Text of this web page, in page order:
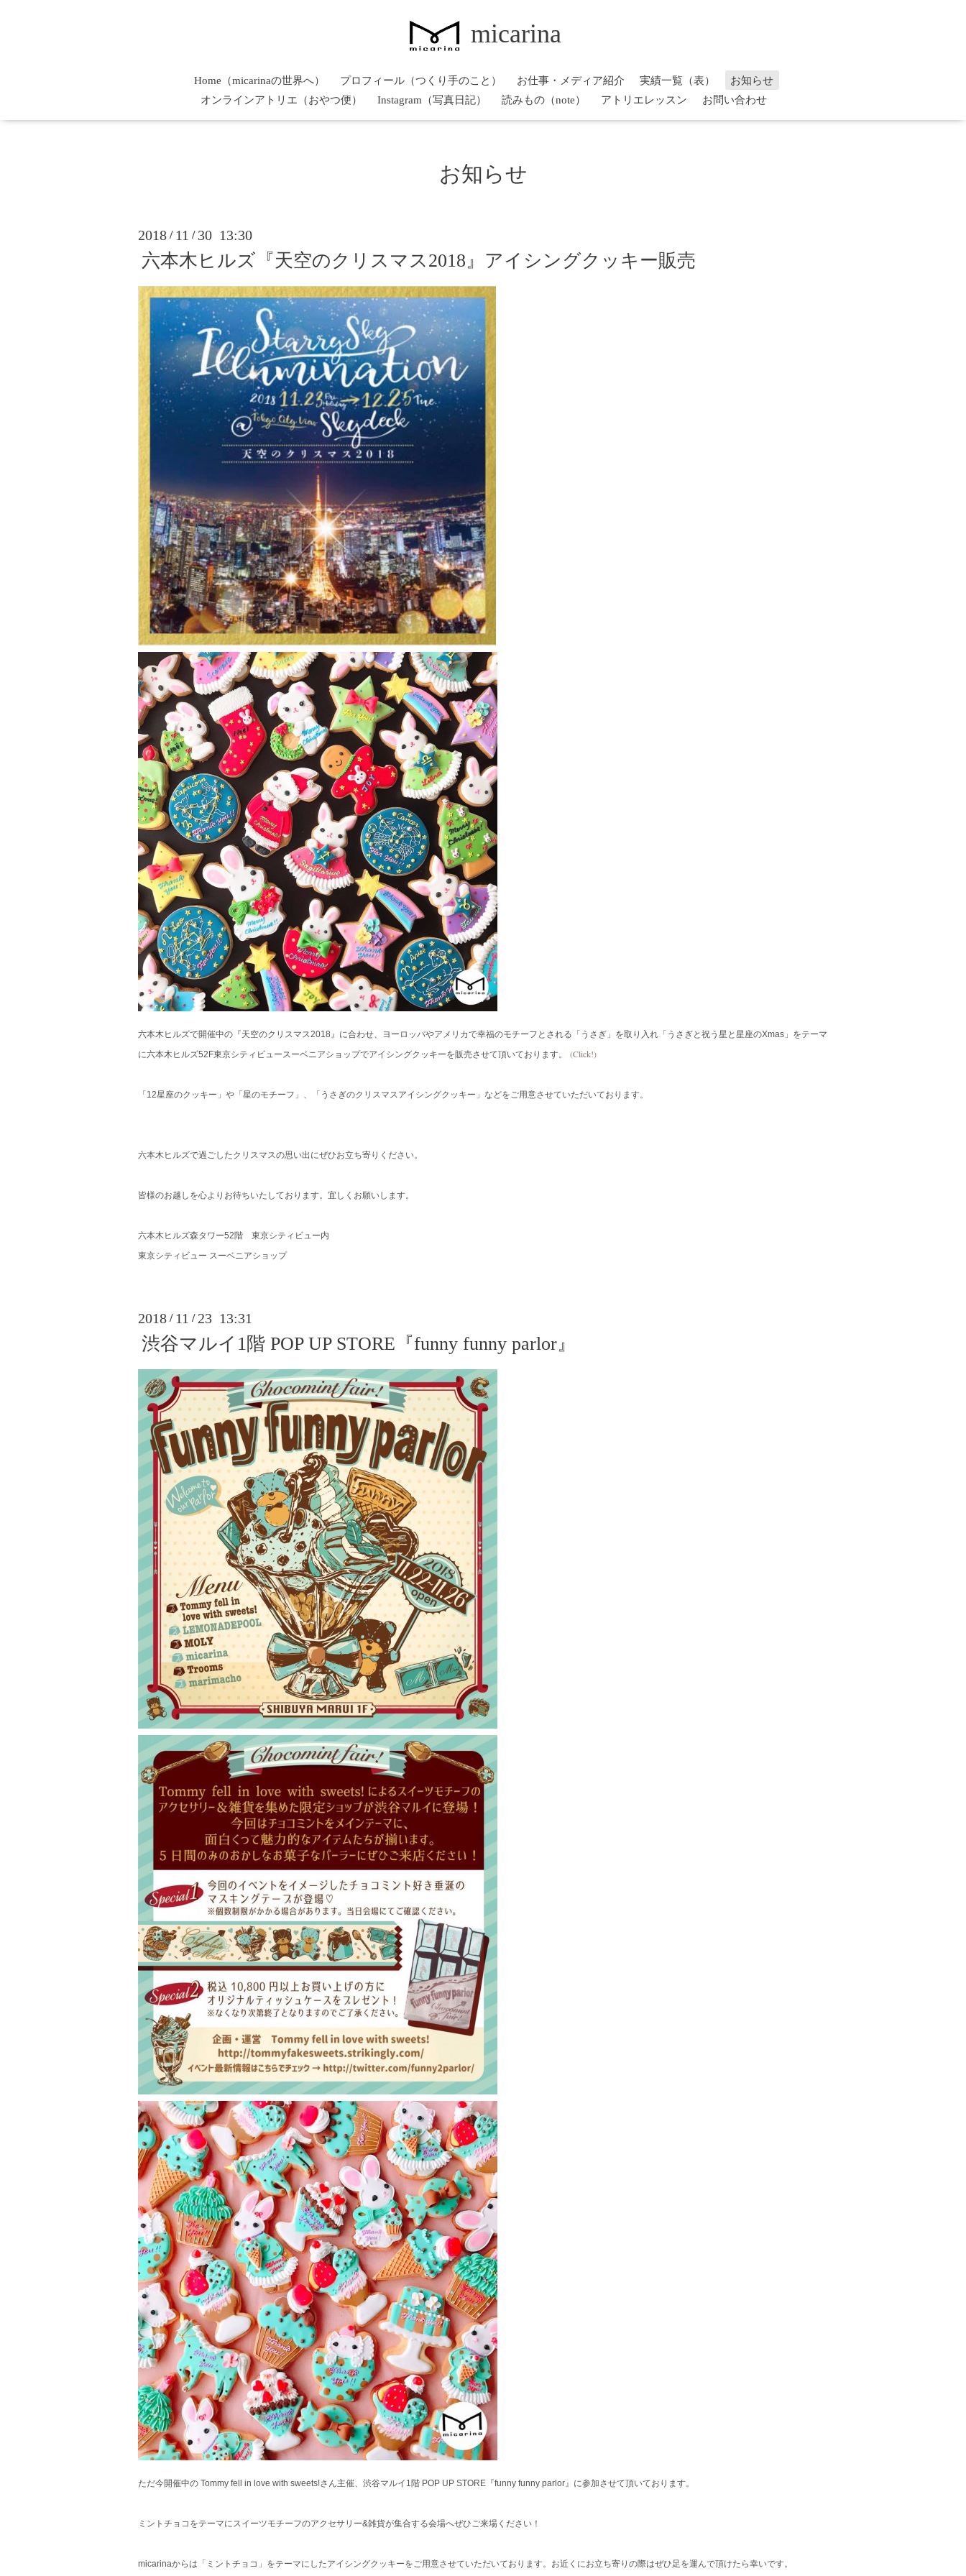
micarina
Home（micarinaの世界へ） プロフィール（つくり手のこと） お仕事・メディア紹介 実績一覧（表）
お知らせ
オンラインアトリエ（おやつ便）
Instagram（写真日記） 読みもの（note） アトリエレッスン お問い合わせ
お知らせ
2018 / 11 / 30 13:30
六本木ヒルズ『天空のクリスマス2018』アイシングクッキー販売
六本木ヒルズで開催中の『天空のクリスマス2018』に合わせ、ヨーロッパやアメリカで幸福のモチーフとされる「うさぎ」を取り入れ「うさぎと祝う星と星座のXmas」をテーマ
に六本木ヒルズ52F東京シティビュースーベニアショップでアイシングクッキーを販売させて頂いております。
(Click!)
「12星座のクッキー」や「星のモチーフ」、「うさぎのクリスマスアイシングクッキー」などをご用意させていただいております。
六本木ヒルズで過ごしたクリスマスの思い出にぜひお立ち寄りください。
皆様のお越しを心よりお待ちいたしております。宜しくお願いします。
六本木ヒルズ森タワー52階 東京シティビュー内
東京シティビュー スーベニアショップ
2018 / 11 / 23 13:31
渋谷マルイ1階 POP UP STORE『funny funny parlor』
ただ今開催中の Tommy fell in love with sweets!さん主催、渋谷マルイ1階 POP UP STORE『funny funny parlor』に参加させて頂いております。
ミントチョコをテーマにスイーツモチーフのアクセサリー&雑貨が集合する会場へぜひご来場ください！
micarinaからは「ミントチョコ」をテーマにしたアイシングクッキーをご用意させていただいております。お近くにお立ち寄りの際はぜひ足を運んで頂けたら幸いです。